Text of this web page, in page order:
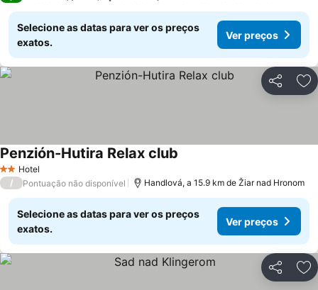
Selecione as datas para ver os preços
exatos.
Ver preços
Partilhar
2 Estrelas
Hotel
Penzión-Hutira Relax club
/ Pontuação não disponível Handlová, a 15.9 km de Žiar nad Hronom
Selecione as datas para ver os preços
exatos.
Ver preços
Partilhar